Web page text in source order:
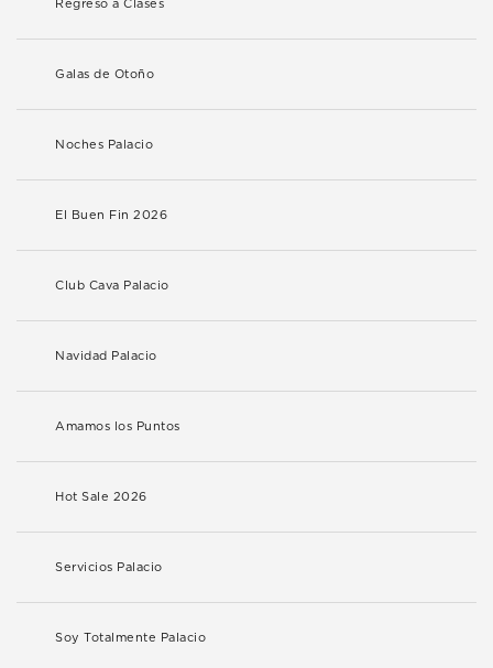
Regreso a Clases
Galas de Otoño
Noches Palacio
El Buen Fin 2026
Club Cava Palacio
Navidad Palacio
Amamos los Puntos
Hot Sale 2026
Servicios Palacio
Soy Totalmente Palacio